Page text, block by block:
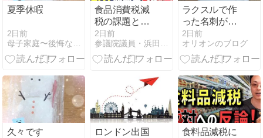
夏季休暇
2日前
食品消費税減
税の課題と小
規模事業者の
選択〜複数税
率の不条理を
前の減税』を
2日前
参議院議員・浜田聡のブログ
ラクスルで作
った名刺が届
いたのでお披
露目
2日前
オリオンのブログ
久々です
ロンドン出国
食料品減税に